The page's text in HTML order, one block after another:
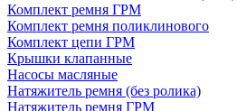
Комплект ремня ГРМ
Комплект ремня поликлинового
Комплект цепи ГРМ
Крышки клапанные
Насосы масляные
Натяжитель ремня (без ролика)
Натяжитель ремня ГРМ